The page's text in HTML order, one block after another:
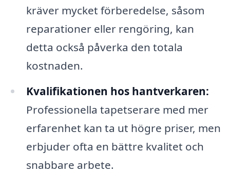
kräver mycket förberedelse, såsom
reparationer eller rengöring, kan
detta också påverka den totala
kostnaden.
Kvalifikationen hos hantverkaren:
Professionella tapetserare med mer
erfarenhet kan ta ut högre priser, men
erbjuder ofta en bättre kvalitet och
snabbare arbete.